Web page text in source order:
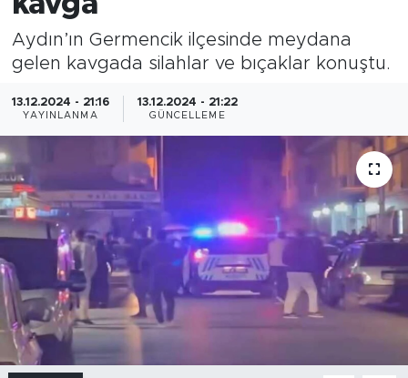
Aydın’ın Germencik ilçesinde meydana
gelen kavgada silahlar ve bıçaklar konuştu.
13.12.2024 - 21:16
YAYINLANMA
13.12.2024 - 21:22
GÜNCELLEME